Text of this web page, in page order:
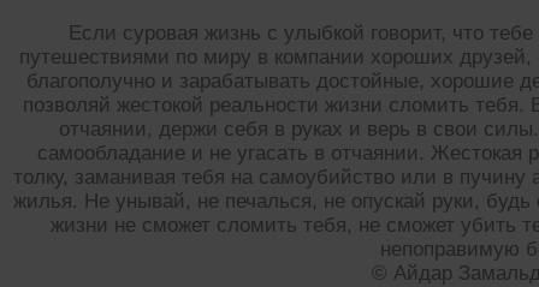
Если суровая жизнь с улыбкой говорит, что
путешествиями по миру в компании хороших
благополучно и зарабатывать достойные, хорошие
позволяй жестокой реальности жизни сломить тебя.
отчаянии, держи себя в руках и верь в свои
самообладание и не угасать в отчаянии. Жестокая
толку, заманивая тебя на самоубийство или в пучину
жилья. Не унывай, не печалься, не опускай руки,
жизни не сможет сломить тебя, не сможет убить
непоправимую
© Айдар